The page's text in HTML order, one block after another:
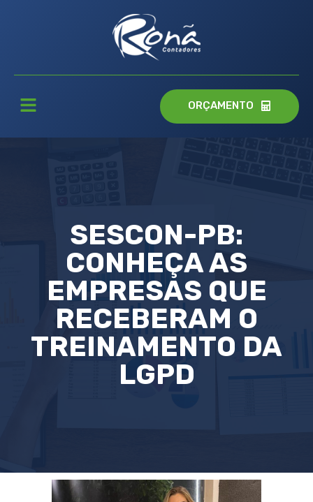
ORÇAMENTO
SESCON-PB:
CONHEÇA AS
EMPRESAS QUE
RECEBERAM O
TREINAMENTO DA
LGPD